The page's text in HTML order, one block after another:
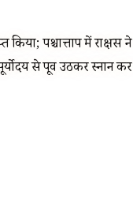
पश्चात्ताप में राक्षस ने
से पूर्व उठकर स्नान कर